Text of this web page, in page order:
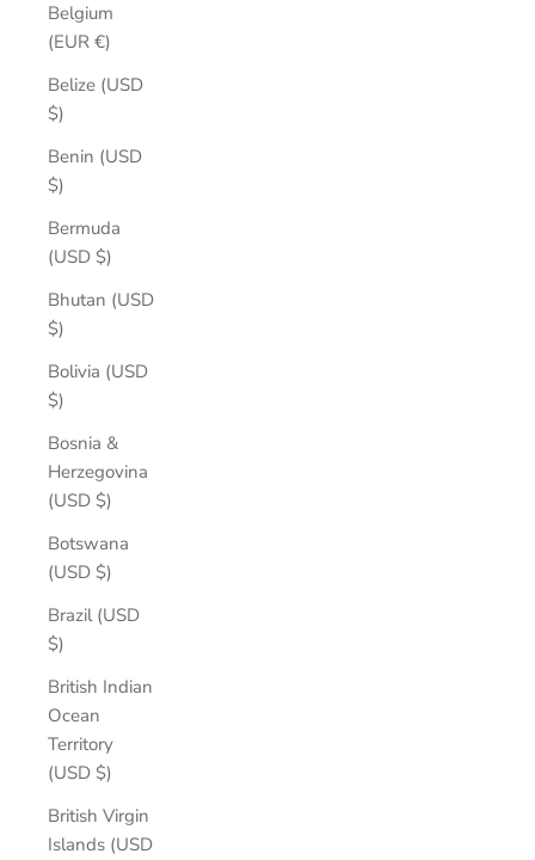
Belgium
(EUR €)
Belize (USD
$)
Benin (USD
$)
Bermuda
(USD $)
Bhutan (USD
$)
Bolivia (USD
$)
Bosnia &
Herzegovina
(USD $)
Botswana
(USD $)
Brazil (USD
$)
British Indian
Ocean
Territory
(USD $)
British Virgin
Islands (USD